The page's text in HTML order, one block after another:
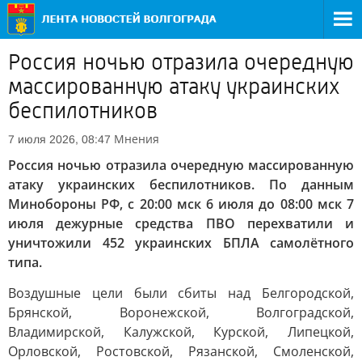
Россия ночью отразила очередную
массированную атаку украинских
беспилотников
7 июля 2026, 08:47 Мнения
Россия ночью отразила очередную массированную
атаку украинских беспилотников. По данным
Минобороны РФ, с 20:00 мск 6 июля до 08:00 мск 7
июля дежурные средства ПВО перехватили и
уничтожили 452 украинских БПЛА самолётного
типа.
Воздушные цели были сбиты над Белгородской,
Брянской, Воронежской, Волгоградской,
Владимирской, Калужской, Курской, Липецкой,
Орловской, Ростовской, Рязанской, Смоленской,